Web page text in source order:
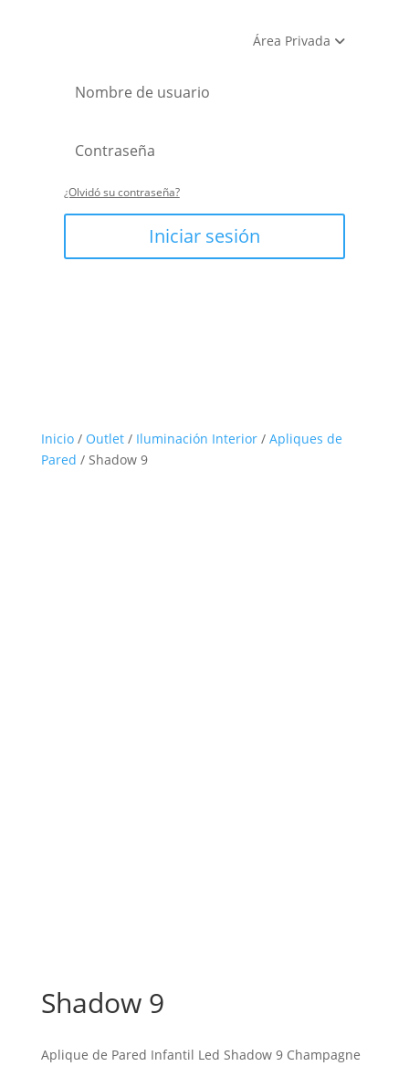
Área Privada
¿Olvidó su contraseña?
Iniciar sesión
Inicio/ Outlet/ Iluminación Interior/ Apliques de
Pared / Shadow 9
Shadow 9
Aplique de Pared Infantil Led Shadow 9 Champagne